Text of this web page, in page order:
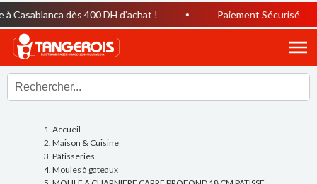
dès 400 DH d’achat ! Paiement Sécurisé
Accueil
Maison & Cuisine
Pâtisseries
Moules à gateaux